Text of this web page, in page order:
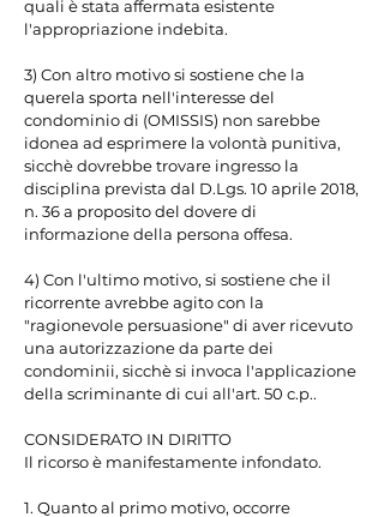
quali è stata affermata esistente
l'appropriazione indebita.
3) Con altro motivo si sostiene che la
querela sporta nell'interesse del
condominio di (OMISSIS) non sarebbe
idonea ad esprimere la volontà punitiva,
sicchè dovrebbe trovare ingresso la
disciplina prevista dal D.Lgs. 10 aprile 2018,
n. 36 a proposito del dovere di
informazione della persona offesa.
4) Con l'ultimo motivo, si sostiene che il
ricorrente avrebbe agito con la
"ragionevole persuasione" di aver ricevuto
una autorizzazione da parte dei
condominii, sicchè si invoca l'applicazione
della scriminante di cui all'art. 50 c.p..
CONSIDERATO IN DIRITTO
Il ricorso è manifestamente infondato.
1. Quanto al primo motivo, occorre